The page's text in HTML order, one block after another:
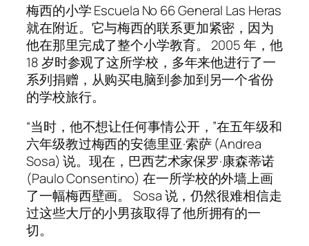
梅西的小学 Escuela No 66 General Las Heras
就在附近。它与梅西的联系更加紧密，因为
他在那里完成了整个小学教育。 2005 年，他
18 岁时参观了这所学校，多年来他进行了一
系列捐赠，从购买电脑到参加到另一个省份
的学校旅行。
“当时，他不想让任何事情公开，”在五年级和
六年级教过梅西的安德里亚·索萨 (Andrea
Sosa) 说。现在，巴西艺术家保罗·康森蒂诺
(Paulo Consentino) 在一所学校的外墙上画
了一幅梅西壁画。 Sosa 说，仍然很难相信走
过这些大厅的小男孩取得了他所拥有的一
切。